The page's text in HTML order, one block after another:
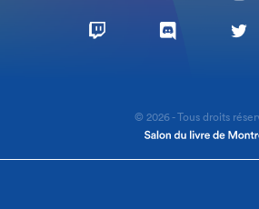
© 2026 - Tous droits